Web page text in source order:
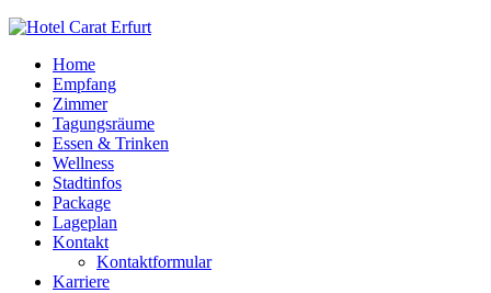
Home
Empfang
Zimmer
Tagungsräume
Essen & Trinken
Wellness
Stadtinfos
Package
Lageplan
Kontakt
Kontaktformular
Karriere